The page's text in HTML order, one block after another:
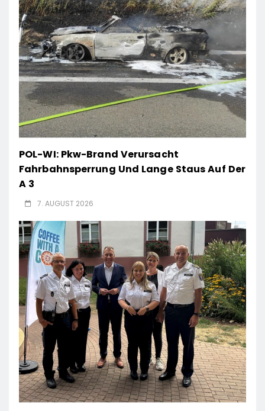
POL-WI: Pkw-Brand Verursacht
Fahrbahnsperrung Und Lange Staus Auf Der
A 3
7. AUGUST 2026